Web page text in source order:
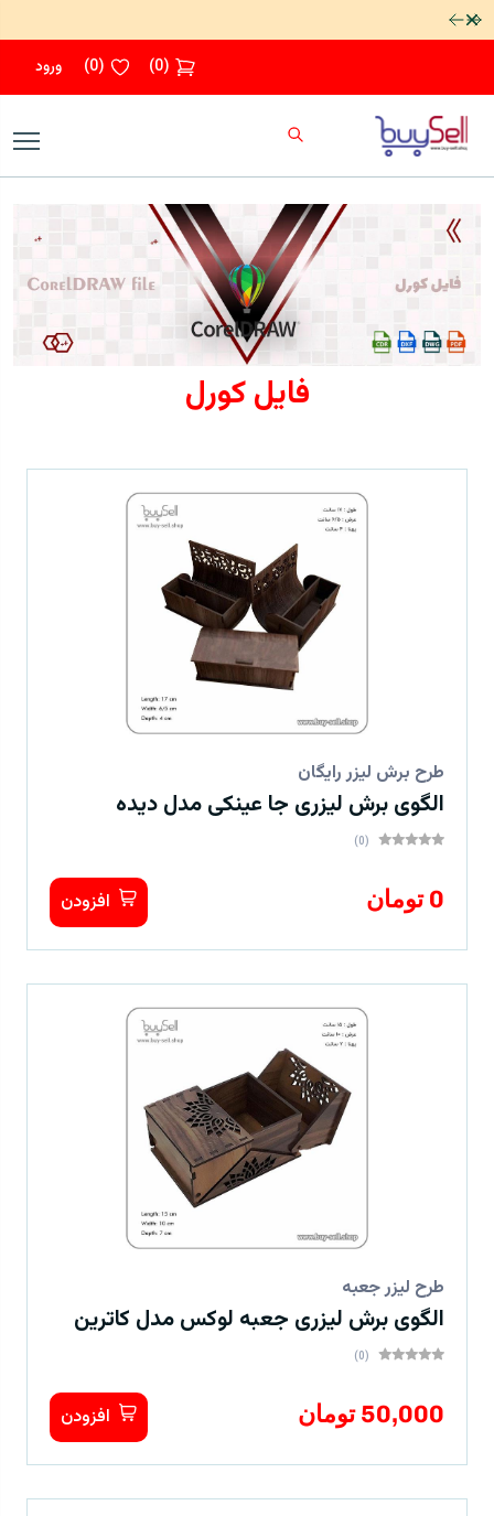
رد کردن
(
0
)
(
0
) ورود
فایل کورل
طرح برش لیزر رایگان
الگوی برش لیزری جا عینکی مدل دیده
(0)
0 تومان افزودن
طرح لیزر جعبه
الگوی برش لیزری جعبه لوکس مدل کاترین
(0)
50,000 تومان افزودن